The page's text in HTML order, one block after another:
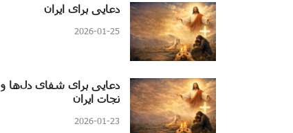
دعایی برای ایران
2026-01-25
دعایی برای شفای دل‌ها و
نجات ایران
2026-01-23